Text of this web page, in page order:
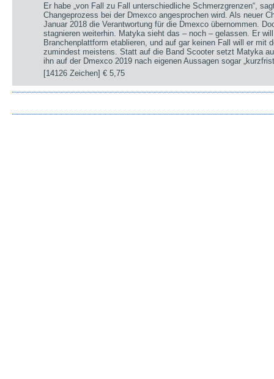
Er habe „von Fall zu Fall unterschiedliche Schmerzgrenzen“,
Changeprozess bei der Dmexco angesprochen wird. Als neuer
Januar 2018 die Verantwortung für die Dmexco übernommen.
stagnieren weiterhin. Matyka sieht das – noch – gelassen. Er
Branchenplattform etablieren, und auf gar keinen Fall will er mit
zumindest meistens. Statt auf die Band Scooter setzt Matyka
ihn auf der Dmexco 2019 nach eigenen Aussagen sogar
[14126 Zeichen]€ 5,75